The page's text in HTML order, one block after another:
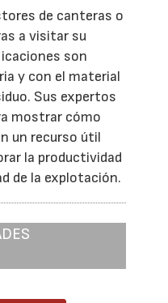
de canteras o
a visitar su
son
y con el material
Sus expertos
mostrar cómo
un recurso útil
la productividad
de la explotación.